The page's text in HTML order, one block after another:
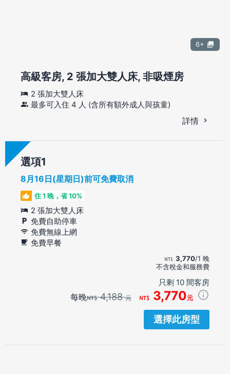
6+
高級客房, 2 張加大雙人床, 非吸煙房
2 張加大雙人床
最多可入住 4 人 (含所有額外成人與孩童)
詳情
選項
8月16日(星期日)前可免費取消
住 1 晚，省 10%
2 張加大雙人床
免費自助停車
免費無線上網
免費早餐
3,770/1 晚
不含稅金和服務費
只剩 10 間客房
每晚 4,188元 3,770元
選擇此房型